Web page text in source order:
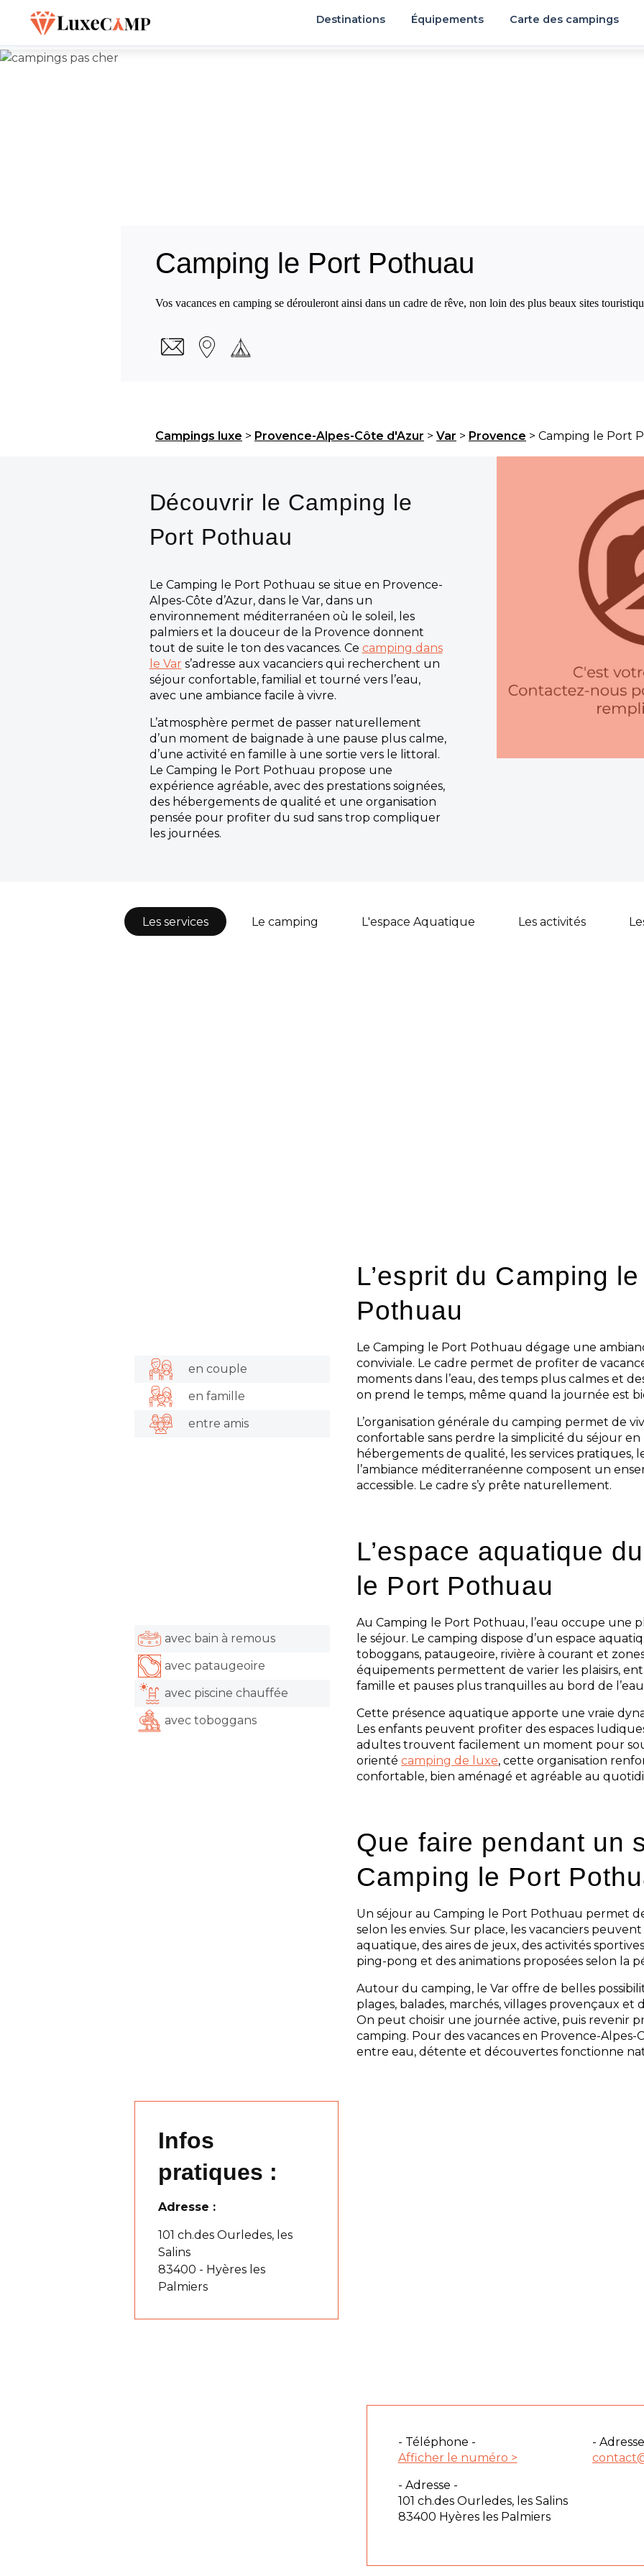
Destinations Équipements Carte des campings
Camping le Port Pothuau
Vos vacances en camping se dérouleront ainsi dans un cadre de rêve, non loin des plus beaux sites
Campings luxe > Provence-Alpes-Côte d'Azur > Var > Provence > Camping le Port
Découvrir le Camping le
Port Pothuau
Le Camping le Port Pothuau se situe en Provence-
Alpes-Côte d’Azur, dans le Var, dans un
environnement méditerranéen où le soleil, les
palmiers et la douceur de la Provence donnent
tout de suite le ton des vacances. Ce camping dans
le Vars’adresse aux vacanciers qui recherchent un
séjour confortable, familial et tourné vers l’eau,
avec une ambiance facile à vivre.
L’atmosphère permet de passer naturellement
d’un moment de baignade à une pause plus calme,
d’une activité en famille à une sortie vers le littoral.
Le Camping le Port Pothuau propose une
expérience agréable, avec des prestations soignées,
des hébergements de qualité et une organisation
pensée pour profiter du sud sans trop compliquer
les journées.
Les services Le camping L'espace Aquatique Les activités
en couple
en famille
entre amis
L’esprit du Camping
Pothuau
Le Camping le Port Pothuau dégage une
conviviale. Le cadre permet de profiter de
moments dans l’eau, des temps plus calmes et
on prend le temps, même quand la journée est
L’organisation générale du camping permet de
confortable sans perdre la simplicité du séjour en
hébergements de qualité, les services pratiques,
l’ambiance méditerranéenne composent un
accessible. Le cadre s’y prête naturellement.
avec bain à remous
avec pataugeoire
avec piscine chauffée
avec toboggans
L’espace aquatique
le Port Pothuau
Au Camping le Port Pothuau, l’eau occupe une
le séjour. Le camping dispose d’un espace
toboggans, pataugeoire, rivière à courant et
équipements permettent de varier les plaisirs,
famille et pauses plus tranquilles au bord de
Cette présence aquatique apporte une vraie
Les enfants peuvent profiter des espaces
adultes trouvent facilement un moment pour
orientécamping de luxe, cette organisation
confortable, bien aménagé et agréable au
Que faire pendant un
Camping le Port
Un séjour au Camping le Port Pothuau permet
selon les envies. Sur place, les vacanciers
aquatique, des aires de jeux, des activités
ping-pong et des animations proposées selon la
Autour du camping, le Var offre de belles
plages, balades, marchés, villages provençaux
On peut choisir une journée active, puis revenir
camping. Pour des vacances en Provence-Alpes-
entre eau, détente et découvertes fonctionne
Infos
pratiques :
Adresse :
101 ch.des Ourledes, les
Salins
83400 - Hyères les
Palmiers
- Téléphone -
Afficher le numéro >
- Adresse -
101 ch.des Ourledes, les Salins
83400 Hyères les Palmiers
-